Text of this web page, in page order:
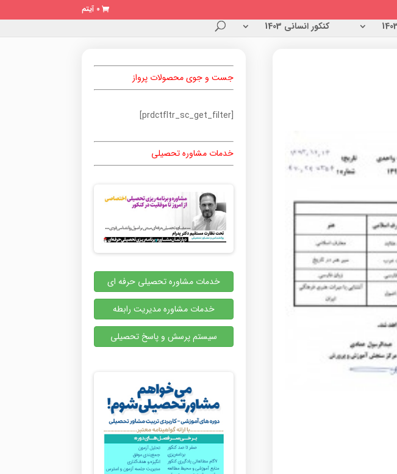
0 آیتم
کنکور انسانی 1403
جست و جوی محصولات پرواز
[prdctfltr_sc_get_filter]
خدمات مشاوره تحصیلی
خدمات مشاوره تحصیلی حرفه ای
خدمات مشاوره مدیریت رابطه
سیستم پرسش و پاسخ تحصیلی